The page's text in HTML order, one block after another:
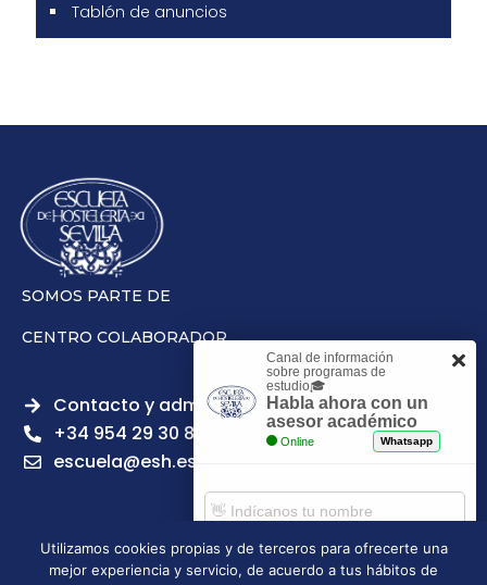
Tablón de anuncios
SOMOS PARTE DE
CENTRO COLABORADOR
Contacto y admisiones
+34 954 29 30 81
escuela@esh.es
Aviso legal Política de Privacidad Política de Cookies
Utilizamos cookies propias y de terceros para ofrecerte una
mejor experiencia y servicio, de acuerdo a tus hábitos de
Canal de información
sobre programas de
estudio🎓
Habla ahora con un
asesor académico
Online Whatsapp